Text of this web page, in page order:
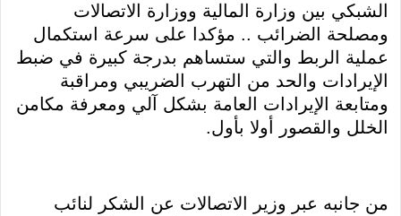
الشبكي بين وزارة المالية ووزارة الاتصالات
ومصلحة الضرائب .. مؤكدا على سرعة استكمال
عملية الربط والتي ستساهم بدرجة كبيرة في ضبط
الإيرادات والحد من التهرب الضريبي ومراقبة
ومتابعة الإيرادات العامة بشكل آلي ومعرفة مكامن
الخلل والقصور أولا بأول.
من جانبه عبر وزير الاتصالات عن الشكر لنائب